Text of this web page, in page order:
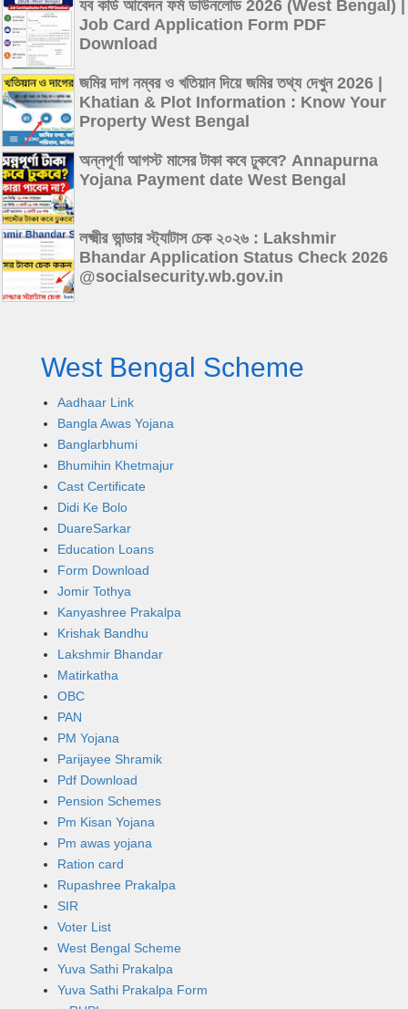
যব কার্ড আবেদন ফর্ম ডাউনলোড 2026 (West Bengal) |
Job Card Application Form PDF
Download
জমির দাগ নম্বর ও খতিয়ান দিয়ে জমির তথ্য দেখুন 2026 |
Khatian & Plot Information : Know Your
Property West Bengal
অন্নপূর্ণা আগস্ট মাসের টাকা কবে ঢুকবে? Annapurna
Yojana Payment date West Bengal
লক্ষ্মীর ভান্ডার স্ট্যাটাস চেক ২০২৬ : Lakshmir
Bhandar Application Status Check 2026
@socialsecurity.wb.gov.in
West Bengal Scheme
Aadhaar Link
Bangla Awas Yojana
Banglarbhumi
Bhumihin Khetmajur
Cast Certificate
Didi Ke Bolo
DuareSarkar
Education Loans
Form Download
Jomir Tothya
Kanyashree Prakalpa
Krishak Bandhu
Lakshmir Bhandar
Matirkatha
OBC
PAN
PM Yojana
Parijayee Shramik
Pdf Download
Pension Schemes
Pm Kisan Yojana
Pm awas yojana
Ration card
Rupashree Prakalpa
SIR
Voter List
West Bengal Scheme
Yuva Sathi Prakalpa
Yuva Sathi Prakalpa Form